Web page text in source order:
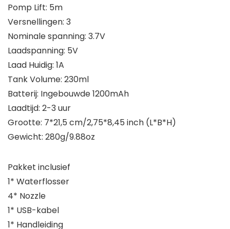
Pomp Lift: 5m
Versnellingen: 3
Nominale spanning: 3.7V
Laadspanning: 5V
Laad Huidig: 1A
Tank Volume: 230ml
Batterij: Ingebouwde 1200mAh
Laadtijd: 2-3 uur
Grootte: 7*21,5 cm/2,75*8,45 inch (L*B*H)
Gewicht: 280g/9.88oz
Pakket inclusief
1* Waterflosser
4* Nozzle
1* USB-kabel
1* Handleiding